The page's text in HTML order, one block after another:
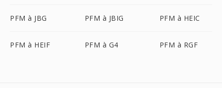
PFM à JBG PFM à JBIG PFM à HEIC
PFM à HEIF PFM à G4 PFM à RGF